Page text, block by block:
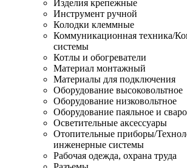
Изделия крепежные
Инструмент ручной
Колодки клеммные
Коммуникационная техника/
системы
Котлы и обогреватели
Материал монтажный
Материалы для подключения
Оборудование высоковольтное
Оборудование низковольтное
Оборудование паяльное и
Осветительные аксессуары
Отопительные приборы/
инженерные системы
Рабочая одежда, охрана труда